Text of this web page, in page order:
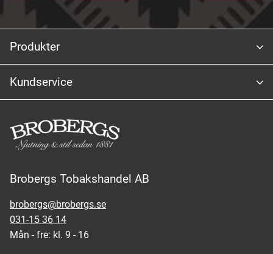
Produkter
Kundservice
Brobergs Tobakshandel AB
brobergs@brobergs.se
031-15 36 14
Mån - fre: kl. 9 - 16